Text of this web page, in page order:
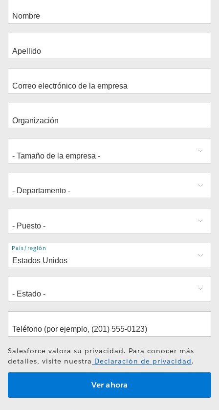
Dirección
País/región
Salesforce valora su privacidad. Para conocer más
detalles, visite nuestra Declaración de privacidad.